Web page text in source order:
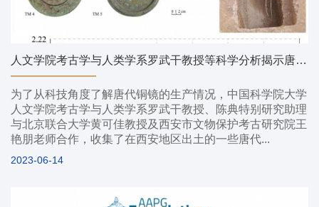
人文学院考古学与人类学系罗武干教授等科学分析揭示唐代铸镜业面貌
为了从科技角度了解唐代铜镜的生产情况，中国科学院大学
人文学院考古学与人类学系罗武干教授、陈典特别研究助理
与北京联合大学黄可佳教授及西安市文物保护考古研究院王
艳朋老师合作，收集了在西安地区出土的一些唐代...
2023-06-14